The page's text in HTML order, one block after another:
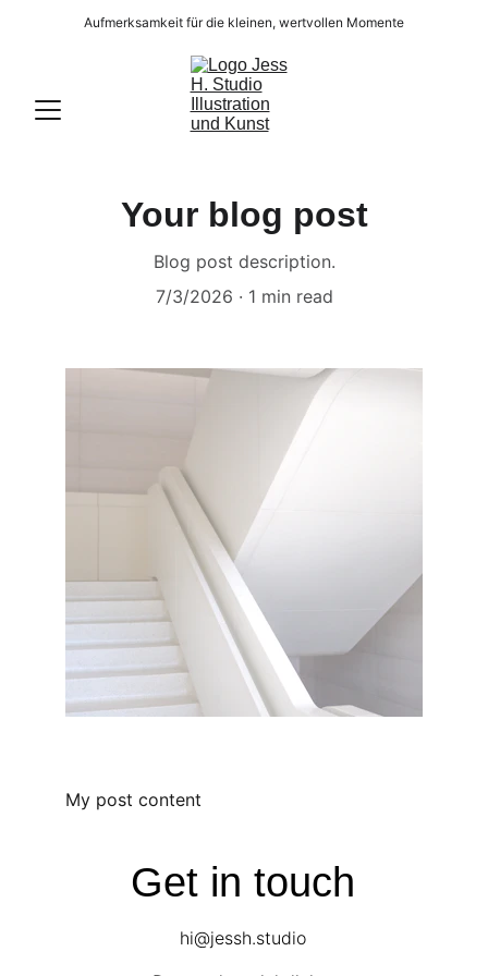
Aufmerksamkeit für die kleinen, wertvollen Momente
Your blog post
Blog post description.
7/3/2026
1 min read
My post content
Get in touch
hi@jessh.studio